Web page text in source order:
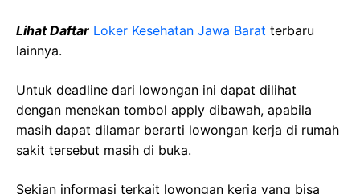
Lihat Daftar Loker Kesehatan Jawa Barat terbaru
lainnya.
Untuk deadline dari lowongan ini dapat dilihat
dengan menekan tombol apply dibawah, apabila
masih dapat dilamar berarti lowongan kerja di rumah
sakit tersebut masih di buka.
Sekian informasi terkait lowongan kerja yang bisa